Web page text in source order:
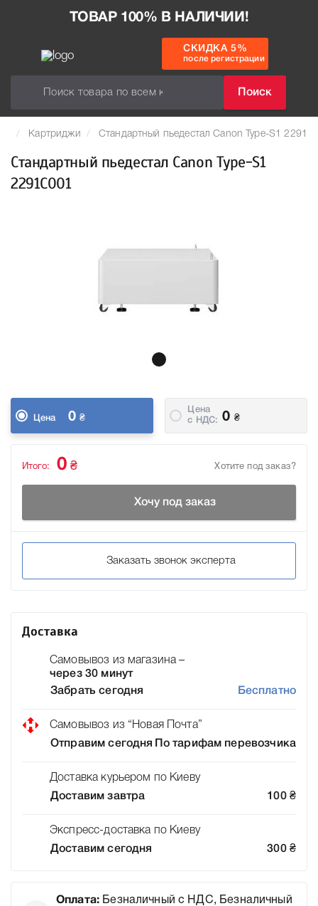
ТОВАР 100% В НАЛИЧИИ!
Поиск
СКИДКА 5%
после регистрации
Картриджи Стандартный пьедестал Canon Type-S1
Стандартный пьедестал Canon Type-S1
2291C001
Цена 0 ₴
Цена
c НДС:
0 ₴
Хотите под заказ?
Итого: 0 ₴
Хочу под заказ
Заказать звонок эксперта
Доставка
Самовывоз из магазина –
через 30 минут
Забрать сегодня
Бесплатно
Самовывоз из “Новая Почта”
Отправим сегодня
По тарифам перевозчика
Доставка курьером по Киеву
Доставим завтра
100 ₴
Экспресс-доставка по Киеву
Доставим сегодня
300 ₴
Оплата: Безналичный с НДС, Безналичный